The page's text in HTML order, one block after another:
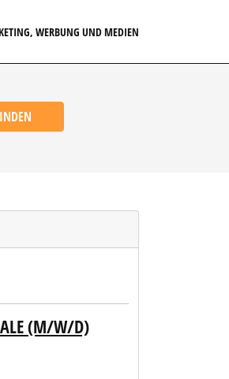
WERBUNG UND MEDIEN
(M/W/D)